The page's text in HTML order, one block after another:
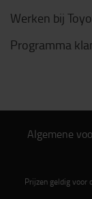
Werken bij
Programma
Algemene
Prijzen geldig voor